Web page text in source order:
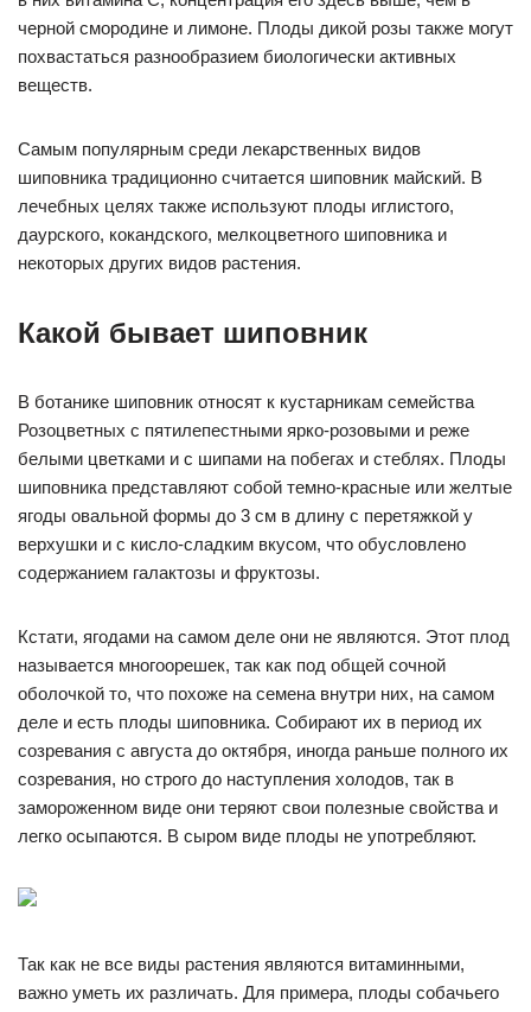
черной смородине и лимоне. Плоды дикой розы также могут
похвастаться разнообразием биологически активных
веществ.
Самым популярным среди лекарственных видов
шиповника традиционно считается шиповник майский. В
лечебных целях также используют плоды иглистого,
даурского, кокандского, мелкоцветного шиповника и
некоторых других видов растения.
Какой бывает шиповник
В ботанике шиповник относят к кустарникам семейства
Розоцветных с пятилепестными ярко-розовыми и реже
белыми цветками и с шипами на побегах и стеблях. Плоды
шиповника представляют собой темно-красные или желтые
ягоды овальной формы до 3 см в длину с перетяжкой у
верхушки и с кисло-сладким вкусом, что обусловлено
содержанием галактозы и фруктозы.
Кстати, ягодами на самом деле они не являются. Этот плод
называется многоорешек, так как под общей сочной
оболочкой то, что похоже на семена внутри них, на самом
деле и есть плоды шиповника. Собирают их в период их
созревания с августа до октября, иногда раньше полного их
созревания, но строго до наступления холодов, так в
замороженном виде они теряют свои полезные свойства и
легко осыпаются. В сыром виде плоды не употребляют.
Так как не все виды растения являются витаминными,
важно уметь их различать. Для примера, плоды собачьего